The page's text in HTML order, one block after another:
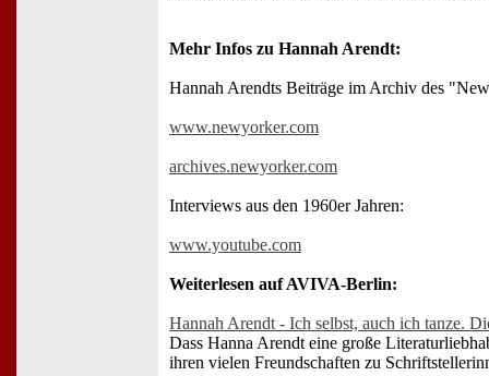
Mehr Infos zu Hannah Arendt:
Hannah Arendts Beiträge im Archiv des
www.newyorker.com
archives.newyorker.com
Interviews aus den 1960er Jahren:
www.youtube.com
Weiterlesen auf AVIVA-Berlin:
Hannah Arendt - Ich selbst, auch ich tanze.
Dass Hanna Arendt eine große
ihren vielen Freundschaften zu